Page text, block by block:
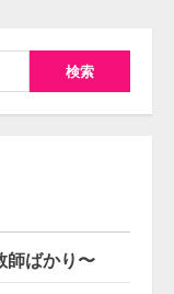
師ばかり〜